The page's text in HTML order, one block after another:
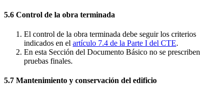
5.6 Control de la obra terminada
El control de la obra terminada debe seguir los criterios
indicados en el artículo 7.4 de la Parte I del CTE.
En esta Sección del Documento Básico no se prescriben
pruebas finales.
5.7 Mantenimiento y conservación del edificio